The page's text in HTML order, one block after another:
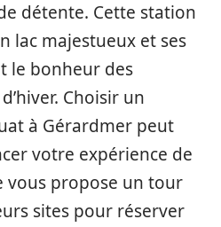
détente. Cette station
lac majestueux et ses
le bonheur des
Choisir un
à Gérardmer peut
votre expérience de
vous propose un tour
sites pour réserver